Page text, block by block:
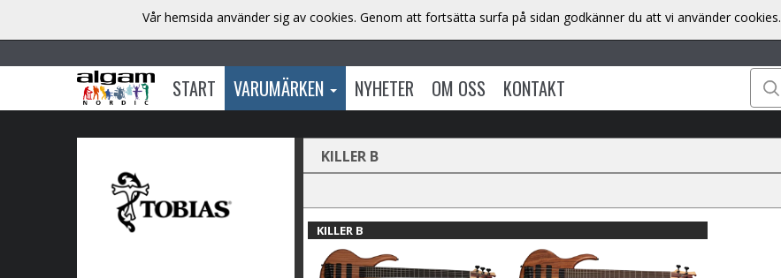
START VARUMÄRKEN NYHETER OM OSS KONTAKT
KILLER B
KILLER B
Vår hemsida använder sig av cookies. Genom att fortsätta surfa på sidan godkänner du att vi använder cookies.